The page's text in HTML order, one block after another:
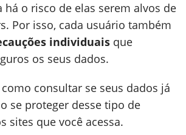
há o risco de elas serem alvos de
Por isso, cada usuário também
individuais que
os seus dados.
consultar se seus dados já
se proteger desse tipo de
sites que você acessa.